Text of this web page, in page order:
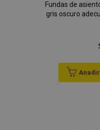
Fundas de
gris oscuro
Anadir